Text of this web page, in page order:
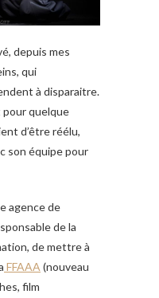
depuis mes
qui
à disparaitre.
pour quelque
d’être réélu,
son équipe pour
agence de
de la
de mettre à
FFAAA (nouveau
film